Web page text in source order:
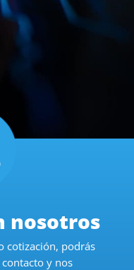
nosotros
cotización, podrás
y nos